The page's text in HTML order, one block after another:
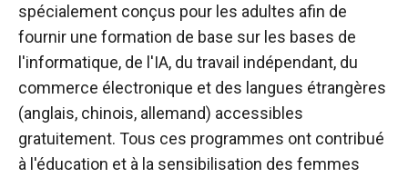
spécialement conçus pour les adultes afin de
fournir une formation de base sur les bases de
l'informatique, de l'IA, du travail indépendant, du
commerce électronique et des langues étrangères
(anglais, chinois, allemand) accessibles
gratuitement. Tous ces programmes ont contribué
à l'éducation et à la sensibilisation des femmes